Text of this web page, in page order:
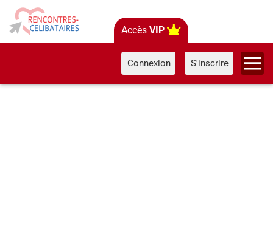
Accès VIP
Connexion S'inscrire